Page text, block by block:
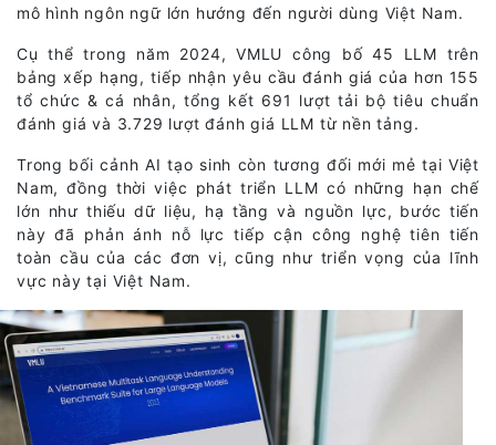
mô hình ngôn ngữ lớn hướng đến người dùng Việt Nam.
Cụ thể trong năm 2024, VMLU công bố 45 LLM trên
bảng xếp hạng, tiếp nhận yêu cầu đánh giá của hơn 155
tổ chức & cá nhân, tổng kết 691 lượt tải bộ tiêu chuẩn
đánh giá và 3.729 lượt đánh giá LLM từ nền tảng.
Trong bối cảnh AI tạo sinh còn tương đối mới mẻ tại Việt
Nam, đồng thời việc phát triển LLM có những hạn chế
lớn như thiếu dữ liệu, hạ tầng và nguồn lực, bước tiến
này đã phản ánh nỗ lực tiếp cận công nghệ tiên tiến
toàn cầu của các đơn vị, cũng như triển vọng của lĩnh
vực này tại Việt Nam.